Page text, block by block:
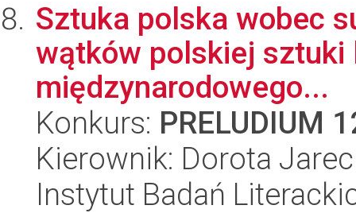
Sztuka polska wobec
wątków polskiej sztuki
międzynarodowego...
Konkurs: PRELUDIUM
Kierownik: Dorota
Instytut Badań